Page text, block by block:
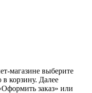
магазине выберите
в корзину. Далее
заказ» или